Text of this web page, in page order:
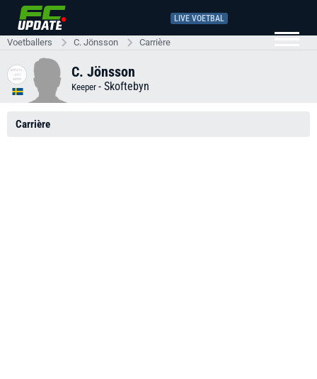
LIVE VOETBAL
Voetballers C. Jönsson Carrière
C. Jönsson
Keeper - Skoftebyn
Carrière